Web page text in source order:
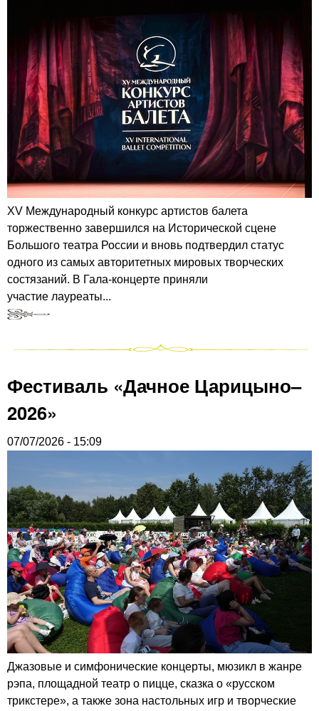
XV Международный конкурс артистов балета
торжественно завершился на Исторической сцене
Большого театра России и вновь подтвердил статус
одного из самых авторитетных мировых творческих
состязаний. В Гала-концерте приняли
участие лауреаты...
Фестиваль «Дачное Царицыно–
2026»
07/07/2026 - 15:09
Джазовые и симфонические концерты, мюзикл в жанре
рэпа, площадной театр о пицце, сказка о «русском
трикстере», а также зона настольных игр и творческие